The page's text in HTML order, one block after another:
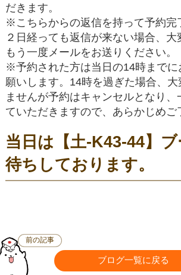
だきます。
※こちらからの返信を持って予約完
２日経っても返信が来ない場合、
もう一度メールをお送りください。
※予約された方は当日の14時までに
願いします。14時を過ぎた場合、
ませんが予約はキャンセルとなり
ていただきますので、あらかじめご
当日は【土-K43-44】
待ちしております。
前の記事
ブログ一覧に戻る